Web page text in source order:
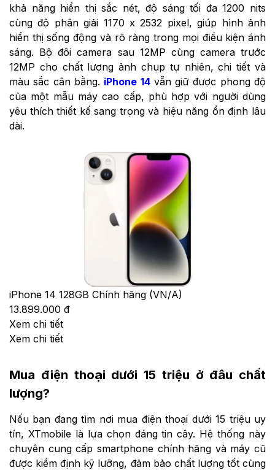
khả năng hiển thị sắc nét, độ sáng tối đa 1200 nits
cùng độ phân giải 1170 x 2532 pixel, giúp hình ảnh
hiển thị sống động và rõ ràng trong mọi điều kiện ánh
sáng. Bộ đôi camera sau 12MP cùng camera trước
12MP cho chất lượng ảnh chụp tự nhiên, chi tiết và
màu sắc cân bằng. iPhone 14vẫn giữ được phong độ
của một mẫu máy cao cấp, phù hợp với người dùng
yêu thích thiết kế sang trọng và hiệu năng ổn định lâu
dài.
iPhone 14 128GB Chính hãng (VN/A)
13.899.000 đ
Xem chi tiết
Xem chi tiết
Mua điện thoại dưới 15 triệu ở đâu chất
lượng?
Nếu bạn đang tìm nơi mua điện thoại dưới 15 triệu uy
tín, XTmobile là lựa chọn đáng tin cậy. Hệ thống này
chuyên cung cấp smartphone chính hãng và máy cũ
được kiểm định kỹ lưỡng, đảm bảo chất lượng tốt cùng